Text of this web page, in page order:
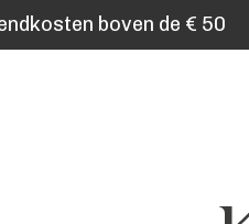
boven de € 50